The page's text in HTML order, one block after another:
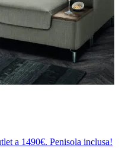
a 1490€. Penisola inclusa!